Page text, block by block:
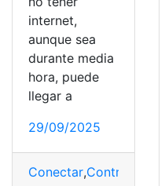
internet,
aunque sea
durante media
hora, puede
llegar a
29/09/2025
Conectar,Contraseña